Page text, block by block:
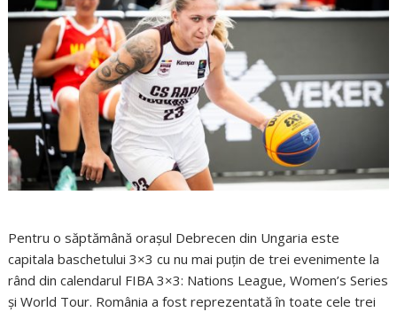
Pentru o săptămână orașul Debrecen din Ungaria este
capitala baschetului 3×3 cu nu mai puțin de trei evenimente la
rând din calendarul FIBA 3×3: Nations League, Women’s Series
și World Tour. România a fost reprezentată în toate cele trei